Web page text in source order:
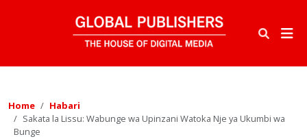
Home
Habari
Sakata la Lissu: Wabunge wa Upinzani Watoka Nje ya Ukumbi wa
Bunge